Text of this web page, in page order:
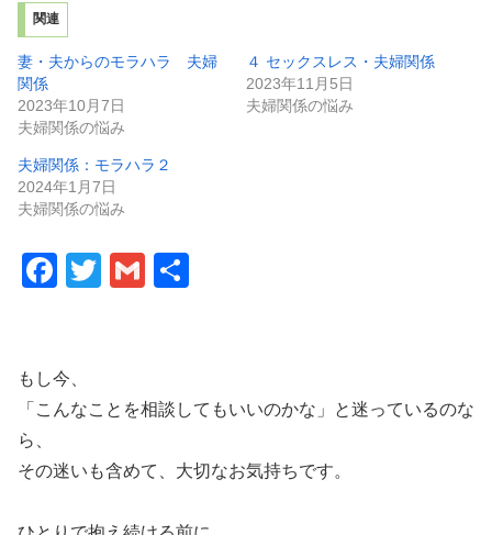
関連
妻・夫からのモラハラ 夫婦
関係
2023年10月7日
夫婦関係の悩み
４ セックスレス・夫婦関係
2023年11月5日
夫婦関係の悩み
夫婦関係：モラハラ２
2024年1月7日
夫婦関係の悩み
F
e
b
o
k
T
G
もし今、
「こんなことを相談してもいいのかな」と迷っているのな
ら、
その迷いも含めて、大切なお気持ちです。